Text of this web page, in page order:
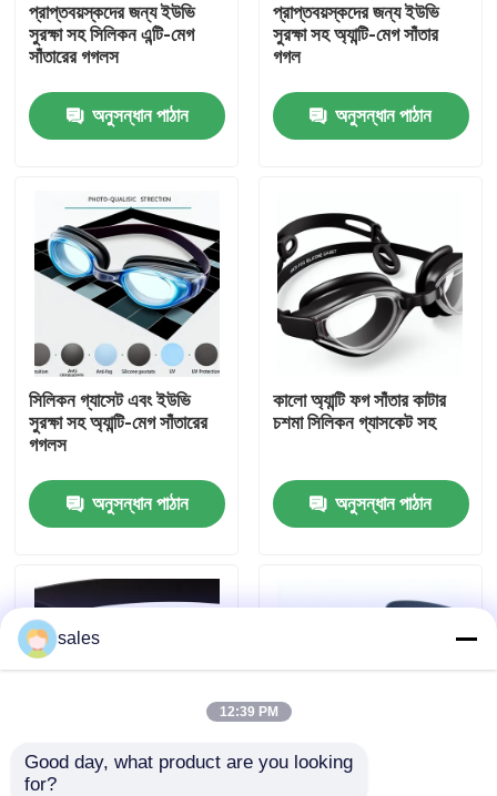
পণ্য
আমাদের সম্পর্কে
কারখানা ভ্রমণ
যোগাযোগ করুন
উদ্ধৃতির জন্য আবেদন
নিরাপত্তা চশমা গগলস
প্রাপ্তবয়স্কদের জন্য ইউভি
সুরক্ষা সহ সিলিকন এন্টি-মেগ
সাঁতারের গগলস
অনুসন্ধান পাঠান
প্রাপ্তবয়স্কদের জন্য ইউভি
সুরক্ষা সহ অ্যান্টি-মেগ সাঁতার
গগল
অনুসন্ধান পাঠান
সিলিকন গ্যাসেট এবং ইউভি
সুরক্ষা সহ অ্যান্টি-মেগ সাঁতারের
গগলস
অনুসন্ধান পাঠান
কালো অ্যান্টি ফগ সাঁতার কাটার
চশমা সিলিকন গ্যাসকেট সহ
অনুসন্ধান পাঠান
ইউভি সুরক্ষা এবং সিলিকন
sales
12:39 PM
Good day, what product are you looking
for?